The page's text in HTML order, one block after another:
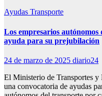
Ayudas Transporte
Los empresarios
ayuda para su prejubilación
24 de marzo de 2025 diario24
El Ministerio de Transportes
una convocatoria de ayudas